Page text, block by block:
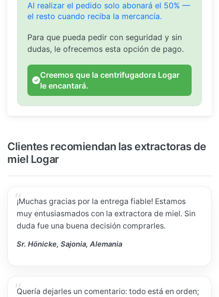
Al realizar el pedido solo abonará el 50% —
el resto cuando reciba la mercancía.
Para que pueda pedir con seguridad y sin
dudas, le ofrecemos esta opción de pago.
Creemos que la centrifugadora Logar
le encantará.
Clientes recomiendan las extractoras de
miel Logar
¡Muchas gracias por la entrega fiable! Estamos
muy entusiasmados con la extractora de miel. Sin
duda fue una buena decisión comprarles.
Sr. Hönicke, Sajonia, Alemania
Quería dejarles un comentario: todo está en orden;